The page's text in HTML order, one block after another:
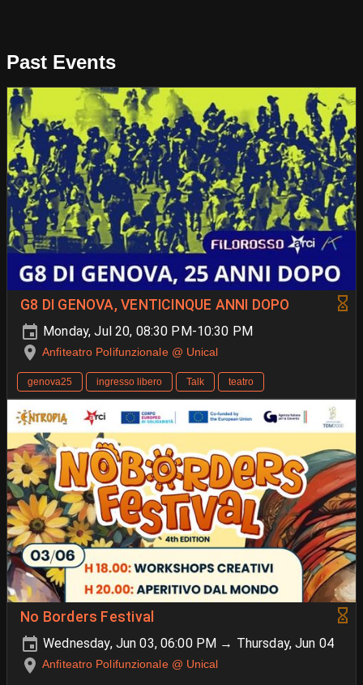
Past Events
G8 DI GENOVA, VENTICINQUE ANNI DOPO
Monday, Jul 20, 08:30 PM-10:30 PM
Anfiteatro Polifunzionale @ Unical
genova25 ingresso libero Talk teatro
No Borders Festival
Wednesday, Jun 03, 06:00 PM → Thursday, Jun 04
Anfiteatro Polifunzionale @ Unical